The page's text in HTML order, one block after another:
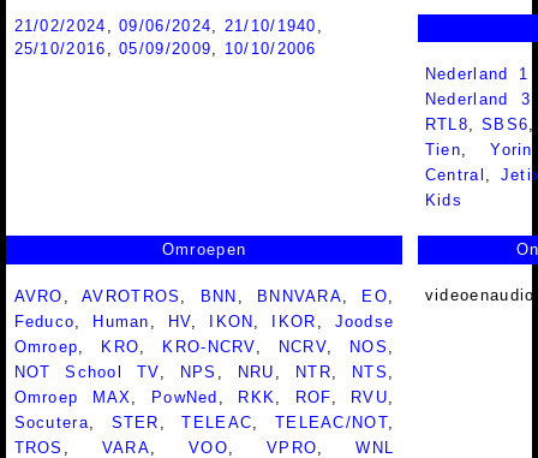
21/02/2024 ,09/06/2024 21/10/1940
25/10/2016 ,05/09/2009
10/10/2006
Nederland
Nederland
RTL8,SBS6
Tien,Yorin
Central ,
Kids
Omroepen
AVRO ,AVROTROS BNN BNNVARA EO
Feduco
Human HV IKON IKOR
Joodse
Omroep
KRO KRO-NCRV NCRV NOS
NOT School TV
NPS NRU NTR NTS
Omroep MAX
PowNed RKK ROF RVU
Socutera
STER ,TELEAC TELEAC/NOT
TROS
VARA ,VOO ,VPRO ,WNL